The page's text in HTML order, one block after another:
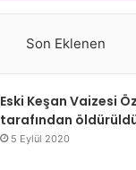
Son Eklenen
Eski Keşan Vaizesi
tarafından
5 Eylül 2020